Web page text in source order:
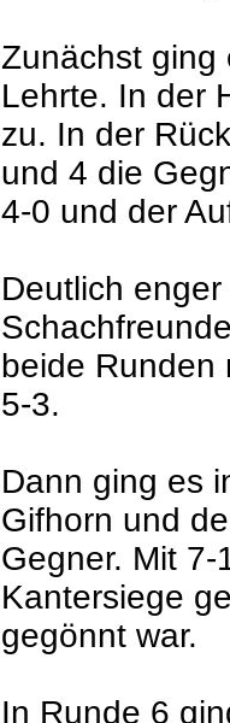
Zunächst ging
Lehrte. In der
zu. In der
und 4 die
4-0 und der
Deutlich
beide Runden
5-3.
Dann ging es
Gifhorn und
Gegner. Mit
Kantersiege
gegönnt war.
In Runde 6